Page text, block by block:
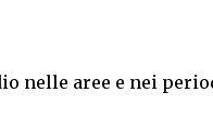
nelle aree e nei